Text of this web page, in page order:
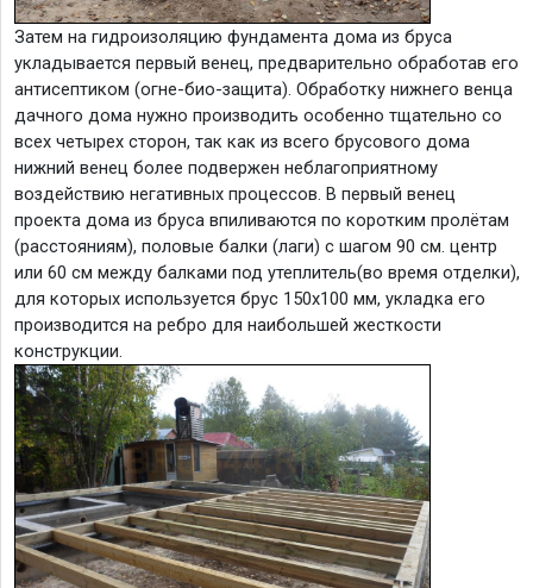
Затем на гидроизоляцию фундамента дома из бруса
укладывается первый венец, предварительно обработав его
антисептиком (огне-био-защита). Обработку нижнего венца
дачного дома нужно производить особенно тщательно со
всех четырех сторон, так как из всего брусового дома
нижний венец более подвержен неблагоприятному
воздействию негативных процессов. В первый венец
проекта дома из бруса впиливаются по коротким пролётам
(расстояниям), половые балки (лаги) с шагом 90 см. центр
или 60 см между балками под утеплитель(во время отделки),
для которых используется брус 150х100 мм, укладка его
производится на ребро для наибольшей жесткости
конструкции.